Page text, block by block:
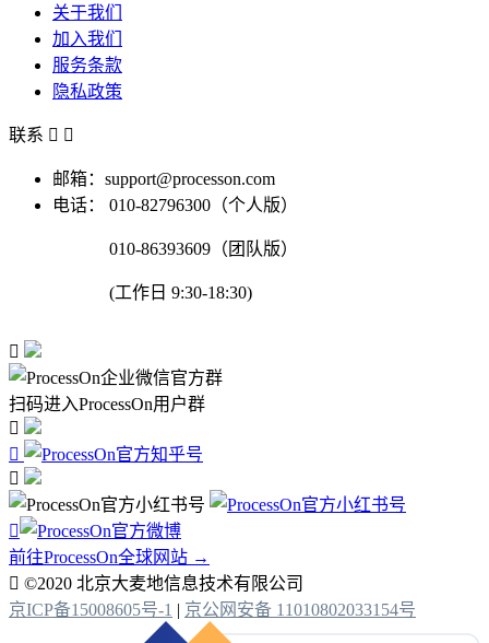
关于我们
加入我们
服务条款
隐私政策
联系  
邮箱：support@processon.com
电话：
010-82796300（个人版）
010-86393609（团队版）
(工作日 9:30-18:30)

扫码进入ProcessOn用户群




前往ProcessOn全球网站 →
 ©2020 北京大麦地信息技术有限公司
京ICP备15008605号-1 | 京公网安备 11010802033154号